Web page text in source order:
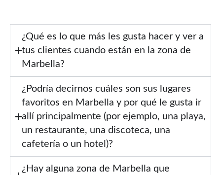
¿Qué es lo que más les gusta hacer y ver a
tus clientes cuando están en la zona de
Marbella?
¿Podría decirnos cuáles son sus lugares
favoritos en Marbella y por qué le gusta ir
allí principalmente (por ejemplo, una playa,
un restaurante, una discoteca, una
cafetería o un hotel)?
¿Hay alguna zona de Marbella que